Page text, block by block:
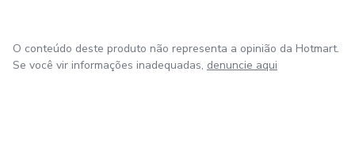
O conteúdo deste produto não representa a opinião da Hotmart.
Se você vir informações inadequadas, denuncie aqui